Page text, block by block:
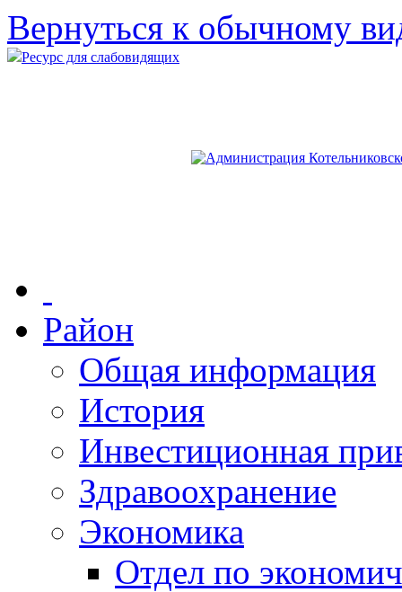
Вернуться к обычному
Ресурс для слабовидящих
Район
Общая информация
История
Инвестиционная
Здравоохранение
Экономика
Отдел по